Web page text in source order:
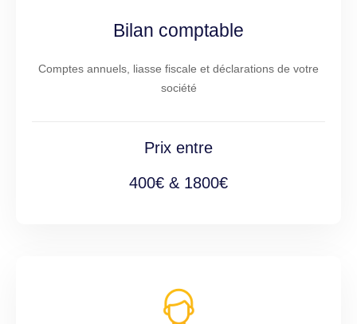
Bilan comptable
Comptes annuels, liasse fiscale et déclarations de votre
société
Prix entre
400€ & 1800€